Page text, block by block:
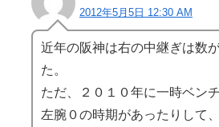
2012年5月5日 12:30 AM
近年の阪神は右の中継ぎは数
た。
ただ、２０１０年に一時ベン
左腕０の時期があったりして、